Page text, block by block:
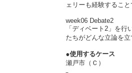
ェリーも経験するこ
week06 Debate2
「ディベート2」を
たちがどんな立論を
●使用するケース
瀬戸市（Ｃ）